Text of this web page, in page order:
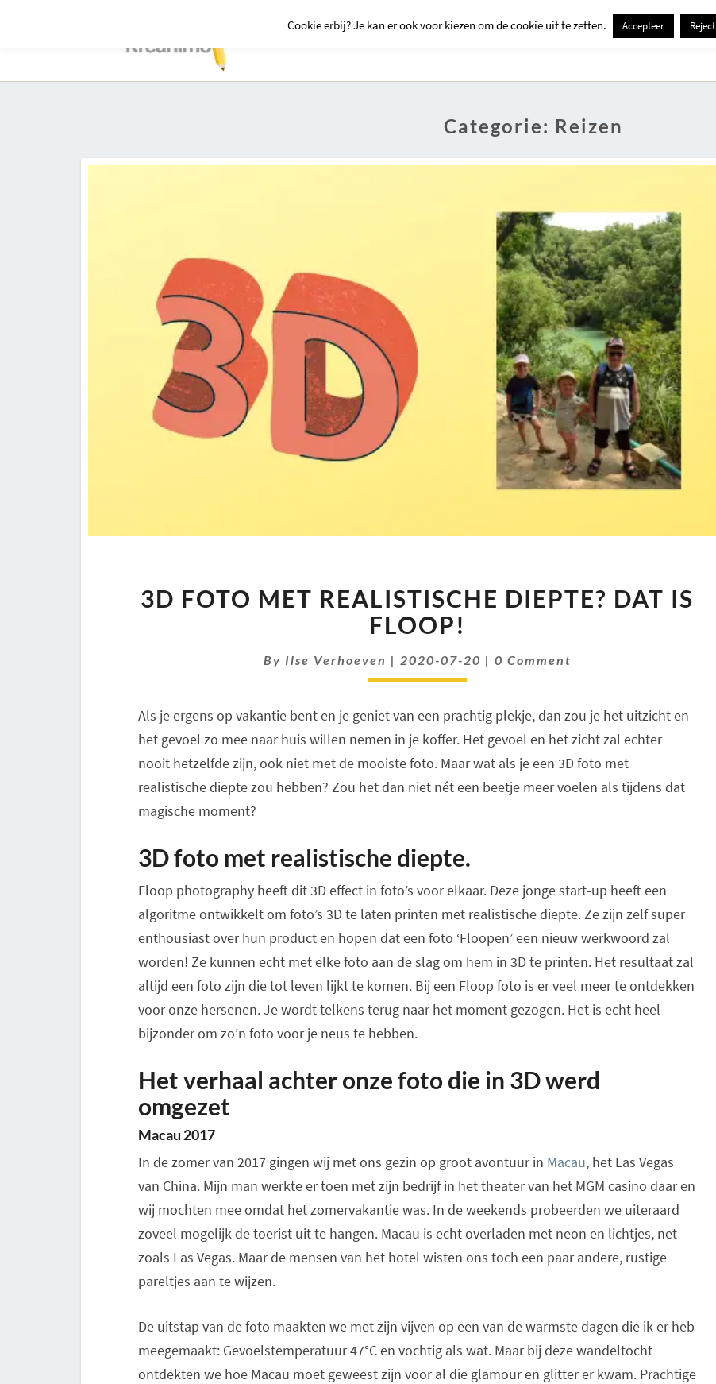
Contact Kids Creatief Erop Uit Huis En Tuin
Categorie: Reizen
FOTO
MET
REALISTISCHE
DIEPTE?
DAT
FLOOP!
3D FOTO MET REALISTISCHE DIEPTE? DAT IS
FLOOP!
By Ilse Verhoeven | 2020-07-20 | Comments
0 Comment
Als je ergens op vakantie bent en je geniet van een prachtig plekje, dan zou je het uitzicht en
het gevoel zo mee naar huis willen nemen in je koffer. Het gevoel en het zicht zal echter
nooit hetzelfde zijn, ook niet met de mooiste foto. Maar wat als je een 3D foto met
realistische diepte zou hebben? Zou het dan niet nét een beetje meer voelen als tijdens dat
magische moment?
3D foto met realistische diepte.
Floop photography heeft dit 3D effect in foto’s voor elkaar. Deze jonge start-up heeft een
algoritme ontwikkelt om foto’s 3D te laten printen met realistische diepte. Ze zijn zelf super
enthousiast over hun product en hopen dat een foto ‘Floopen’ een nieuw werkwoord zal
worden! Ze kunnen echt met elke foto aan de slag om hem in 3D te printen. Het resultaat zal
altijd een foto zijn die tot leven lijkt te komen. Bij een Floop foto is er veel meer te ontdekken
voor onze hersenen. Je wordt telkens terug naar het moment gezogen. Het is echt heel
bijzonder om zo’n foto voor je neus te hebben.
Het verhaal achter onze foto die in 3D werd
omgezet
Macau 2017
In de zomer van 2017 gingen wij met ons gezin op groot avontuur in Macau, het Las Vegas
van China. Mijn man werkte er toen met zijn bedrijf in het theater van het MGM casino daar en
wij mochten mee omdat het zomervakantie was. In de weekends probeerden we uiteraard
zoveel mogelijk de toerist uit te hangen. Macau is echt overladen met neon en lichtjes, net
zoals Las Vegas. Maar de mensen van het hotel wisten ons toch een paar andere, rustige
pareltjes aan te wijzen.
De uitstap van de foto maakten we met zijn vijven op een van de warmste dagen die ik er heb
meegemaakt: Gevoelstemperatuur 47°C en vochtig als wat. Maar bij deze wandeltocht
ontdekten we hoe Macau moet geweest zijn voor al die glamour en glitter er kwam. Prachtige
Cookie erbij? Je kan er ook voor kiezen om de cookie uit te zetten. Accepteer Reject